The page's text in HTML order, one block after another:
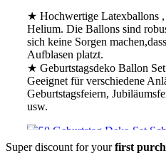
★ Hochwertige Latexballons
Helium. Die Ballons sind
sich keine Sorgen
Aufblasen platzt.
★ Geburtstagsdeko Ballon
Geeignet für verschiedene
Geburtstagsfeiern,
usw.
Super discount for yourfirst